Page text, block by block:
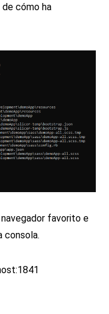
cómo ha
favorito e
consola.